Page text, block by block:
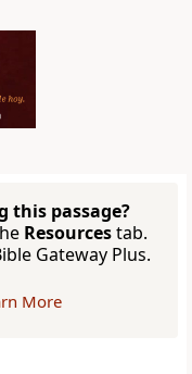
this passage?
Resourcestab.
Gateway Plus.
More